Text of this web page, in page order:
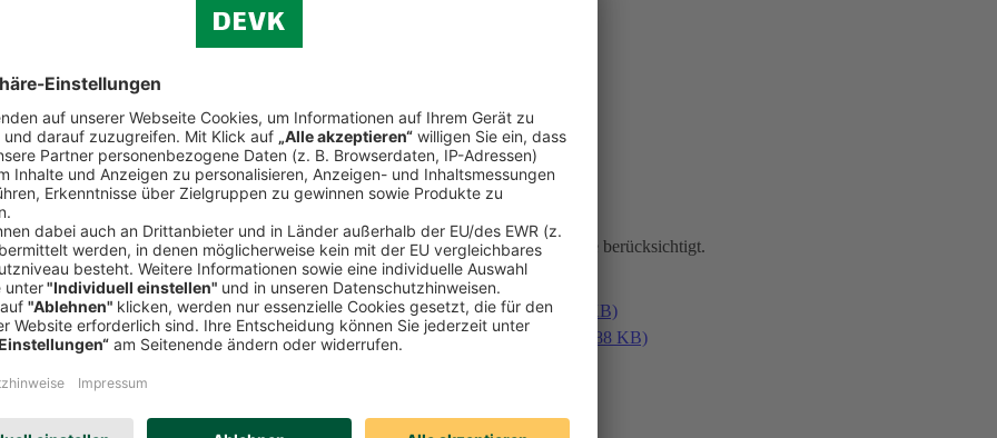
und/oder sozialen Merkmalen folgende Fonds an:
Sicherungsvermögen, welches ebenfalls ökologische und/oder soziale Merkmale berücksichtigt.
Offenlegungen:
(DEVK Lebensversicherungsverein a.G.) herunterladen (PDF, 187 KB)
(DEVK Allgemeine Lebensversicherung AG) herunterladen (PDF, 188 KB)
aufrufen